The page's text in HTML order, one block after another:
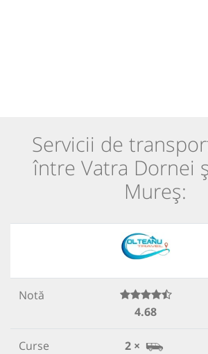
Servicii de
între Vatra Dornei
Mureș:
Notă
4.68
Curse 2 ×